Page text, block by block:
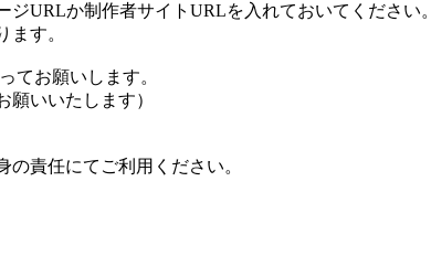
URLか制作者サイトURLを入れておいてください。
す。
てお願いします。
願いいたします）
責任にてご利用ください。